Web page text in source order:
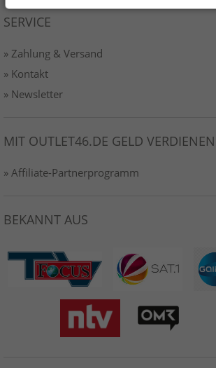
SERVICE
» Zahlung & Versand
» Kontakt
» Newsletter
MIT OUTLET46.DE GELD VERDIENEN
» Affiliate-Partnerprogramm
BEKANNT AUS